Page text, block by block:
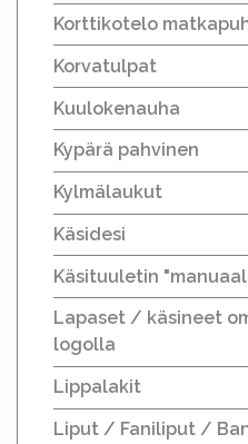
Korttikotelo
Korvatulpat
Kuulokenauha
Kypärä pahvinen
Kylmälaukut
Käsidesi
Käsituuletin
Lapaset / käsineet
logolla
Lippalakit
Liput / Faniliput /